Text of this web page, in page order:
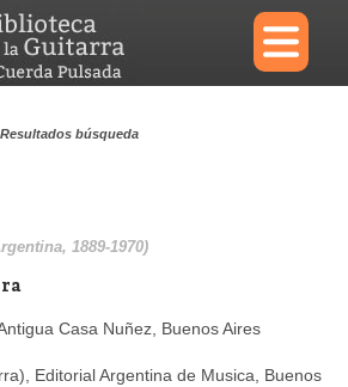
×
Reproductor
Resultados búsqueda
1889-1970)
Casa Nuñez, Buenos Aires
Editorial Argentina de Musica, Buenos